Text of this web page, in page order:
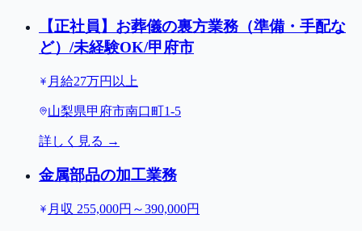
【正社員】お葬儀の裏方業務（準備・手配な
ど）/未経験OK/甲府市
月給27万円以上
山梨県甲府市南口町1-5
詳しく見る →
金属部品の加工業務
月収 255,000円～390,000円